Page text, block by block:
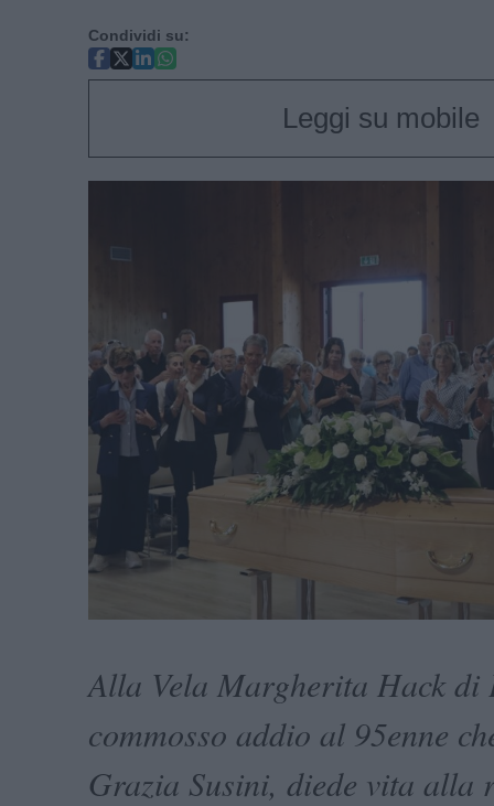
Condividi su:
Leggi su mobile
Alla Vela Margherita Hack di
commosso addio al 95enne
Grazia Susini, diede vita alla